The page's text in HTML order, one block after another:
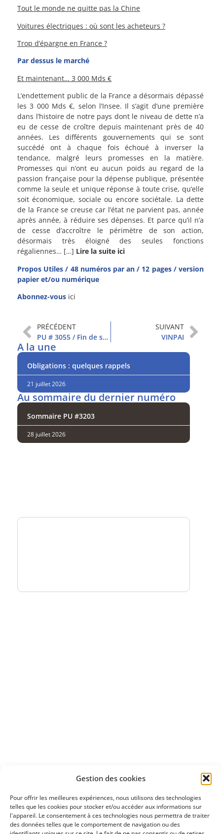
Gestion des cookies
Pour offrir les meilleures expériences, nous utilisons des technologies
telles que les cookies pour stocker et/ou accéder aux informations sur
l'appareil. Le consentement à ces technologies nous permettra de traiter
des données telles que le comportement de navigation ou des
Tout le monde ne quitte pas la Chine
Voitures électriques : où sont les acheteurs ?
Trop d’épargne en France ?
Par dessus le marché
Et maintenant… 3 000 Mds €
L’endettement public de la France a désormais dépassé
les 3 000 Mds €, selon l’Insee. Il s’agit d’une première
dans l’histoire de notre pays dont le niveau de dette n’a
eu de cesse de croître depuis maintenant près de 40
années. Les différents gouvernements qui se sont
succédé ont à chaque fois échoué à inverser la
tendance, malgré leurs promesses en la matière.
Promesses qui n’ont eu aucun poids au regard de la
passion française pour la dépense publique, présentée
comme la seule et unique réponse à toute crise, qu’elle
soit économique, sociale ou encore sociétale. La dette
de la France se creuse car l’état ne parvient pas, année
après année, à réduire ses dépenses. Et parce qu’il n’a
de cesse d’accroître le périmètre de son action,
désormais très éloigné des seules fonctions
régaliennes… […] Lire la suite ici
Propos Utiles / 48 numéros par an / 12 pages / version
papier et/ou numérique
Abonnez-vous ici
PRÉCÉDENT
PU # 3055 / Fin de semestre à la hausse
SUIVANT
VINPAI
A la une
Obligations : quelques rappels
21 juillet 2026
Au sommaire du dernier numéro
Sommaire PU #3203
28 juillet 2026
Découvrez